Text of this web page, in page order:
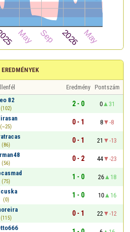
EREDMÉNYEK
Eredmény Pontszám
82
(102)
2 - 0 0
31
(~25)
0 - 1 8
-8
(86)
0 - 1 21
-13
(56)
0 - 2 44
-23
(75)
1 - 0 26
18
(0)
1 - 0 10
16
(115)
0 - 1 22
-12